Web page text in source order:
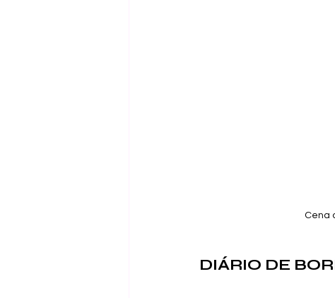
Cena
DIÁRIO DE